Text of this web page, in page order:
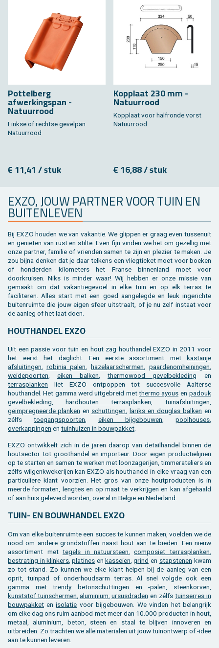
Pottelberg
afwerkingspan -
Natuurrood
Linkse of rechtse gevelpan
Natuurrood
€ 11,41 / stuk
Kopplaat 230 mm -
Natuurrood
Kopplaat voor halfronde vorst
Natuurrood
€ 16,88 / stuk
EXZO, JOUW PARTNER VOOR TUIN EN
BUITENLEVEN
Bij EXZO houden we van vakantie. We glippen er graag even tussenuit
en genieten van rust en stilte. Even fijn vinden we het om gezellig met
onze partner, familie of vrienden samen te zijn en plezier te maken. Je
zou bijna denken dat je daar telkens een vliegticket moet voor boeken
of honderden kilometers het Franse binnenland moet voor
doorkruisen. Niks is minder waar! Wij hebben er onze missie van
gemaakt om dat vakantiegevoel in elke tuin en op elk terras te
faciliteren. Alles start met een goed aangelegde en leuk ingerichte
buitenruimte die jouw eigen sfeer uitstraalt, of je nu zelf instaat voor
de aanleg of het laat doen.
HOUTHANDEL EXZO
Uit een passie voor tuin en hout zag houthandel EXZO in 2011 voor
het eerst het daglicht. Een eerste assortiment met kastanje
afsluitingen
robinia palen hazelaarschermen paardenomheiningen
weidepoorten
eiken balken thermowood gevelbekleding en
terrasplanken liet EXZO ontpoppen tot succesvolle Aalterse
houthandel. Het gamma werd uitgebreid metthermo ayous en padouk
gevelbekleding
hardhouten terrasplanken tuinafsluitingen
geïmpregneerde planken en schuttingen lariks en douglas balken en
zélfs toegangspoorten eiken bijgebouwen poolhouses
overkappingen en tuinhuizen in bouwpakket
EXZO ontwikkelt zich in de jaren daarop van detailhandel binnen de
houtsector tot groothandel en importeur. Door eigen productielijnen
op te starten en samen te werken met loonzagerijen, timmerateliers en
zélfs wilgenkwekerijen kan EXZO als houthandel in elke vraag van een
particuliere klant voorzien. Het gros van onze houtproducten is in
meerde formaten, lengtes en op maat te verkrijgen en kan afgehaald
of aan huis geleverd worden, overal in België en Nederland.
TUIN- EN BOUWHANDEL EXZO
Om van elke buitenruimte een succes te kunnen maken, voelden we de
nood om andere grondstoffen naast hout aan te bieden. Een nieuw
assortiment met tegels in natuursteen composiet terrasplanken
bestrating in klinkers platines en kasseien grind en stapstenen kwam
zo tot stand. Zo kunnen we elke klant helpen bij de aanleg van een
oprit, tuinpad of onderhoudsarm terras. Al snel volgde ook een
gamma met trendy betonschuttingen en -palen steenkorven
kunststof tuinschermen aluminium ursusdraden en zélfs tuinserres in
bouwpakket en isolatie voor bijgebouwen. We vinden het belangrijk
om elke dag ons ruim aanbod met meer dan 10.000 producten in hout,
metaal, aluminium, beton, steen en staal te blijven innoveren en
uitbreiden. Zo trachten we alle materialen uit jouw tuinontwerp of -idee
aan te kunnen leveren.